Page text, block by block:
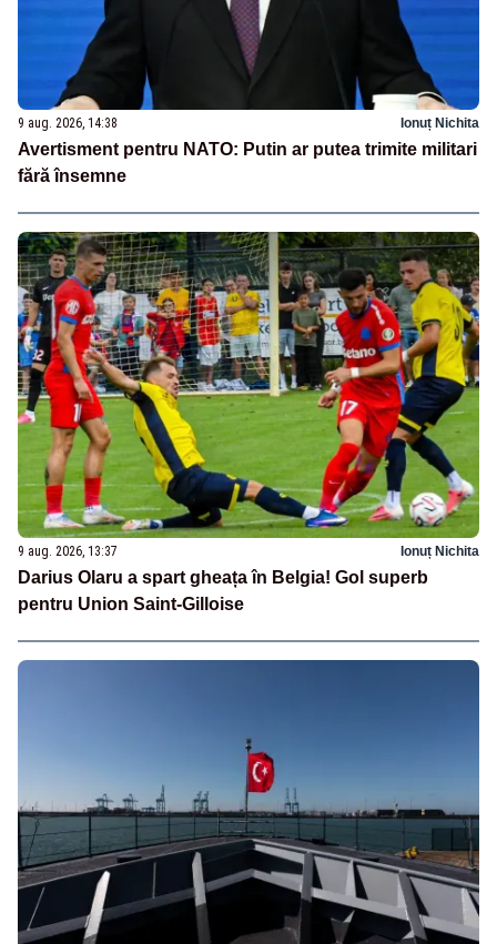
9 aug. 2026, 14:38 Ionuț Nichita
Avertisment pentru NATO: Putin ar putea trimite militari
fără însemne
9 aug. 2026, 13:37 Ionuț Nichita
Darius Olaru a spart gheața în Belgia! Gol superb
pentru Union Saint-Gilloise